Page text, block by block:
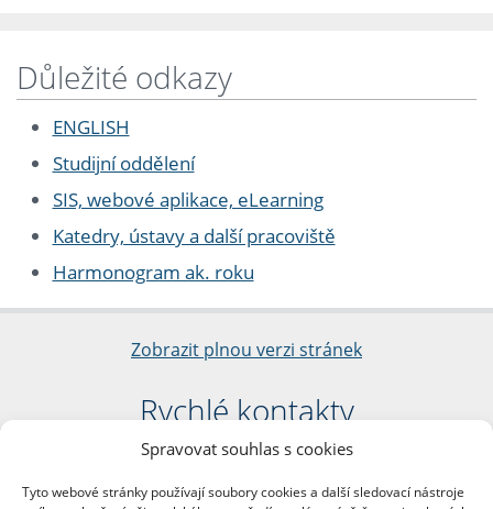
Spravovat souhlas s cookies
Tyto webové stránky používají soubory cookies a další sledovací nástroje
Důležité odkazy
ENGLISH
Studijní oddělení
SIS, webové aplikace, eLearning
Katedry, ústavy a další pracoviště
Harmonogram ak. roku
Zobrazit plnou verzi stránek
Rychlé kontakty
Filozofická fakulta
nám. Jana Palacha 1/2